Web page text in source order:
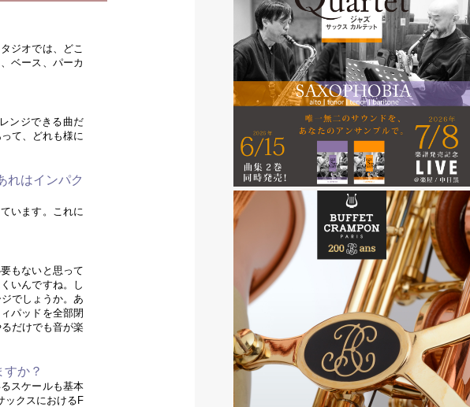
ジオでは、どこ
ベース、パーカ
ンジできる曲だ
て、どれも様に
れはインパク
います。これに
もないと思って
いんですね。し
でしょうか。あ
パッドを全部閉
だけでも音が楽
か？
スケールも基本
ックスにおけるF